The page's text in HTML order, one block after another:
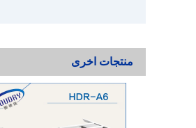
منتجات اخرى